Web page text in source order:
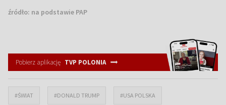
źródło: na podstawie PAP
Pobierz aplikację TVP POLONIA
#ŚWIAT #DONALD TRUMP #USA POLSKA